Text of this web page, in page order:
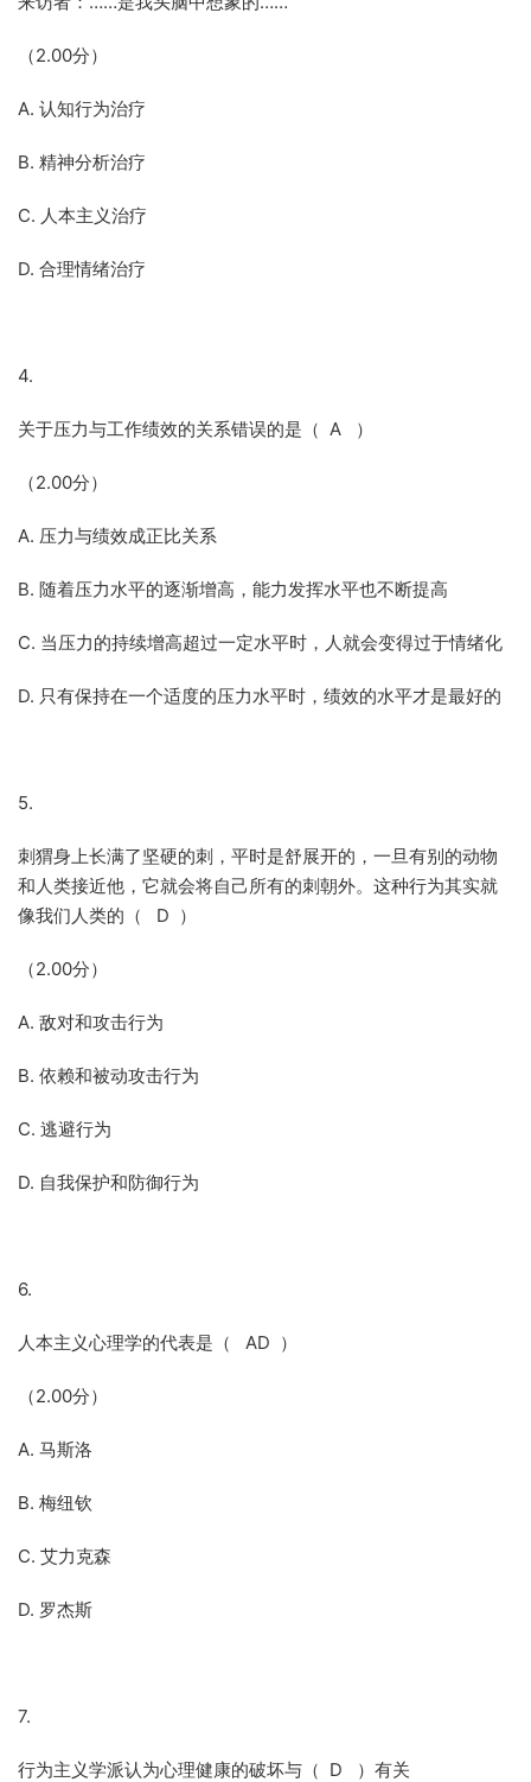
（2.00分）
A. 认知行为治疗
B. 精神分析治疗
C. 人本主义治疗
D. 合理情绪治疗
4.
关于压力与工作绩效的关系错误的是（ A ）
（2.00分）
A. 压力与绩效成正比关系
B. 随着压力水平的逐渐增高，能力发挥水平也不断提高
C. 当压力的持续增高超过一定水平时，人就会变得过于情绪化
D. 只有保持在一个适度的压力水平时，绩效的水平才是最好的
5.
刺猬身上长满了坚硬的刺，平时是舒展开的，一旦有别的动物
和人类接近他，它就会将自己所有的刺朝外。这种行为其实就
像我们人类的（ D ）
（2.00分）
A. 敌对和攻击行为
B. 依赖和被动攻击行为
C. 逃避行为
D. 自我保护和防御行为
6.
人本主义心理学的代表是（ AD ）
（2.00分）
A. 马斯洛
B. 梅纽钦
C. 艾力克森
D. 罗杰斯
7.
行为主义学派认为心理健康的破坏与（ D ）有关